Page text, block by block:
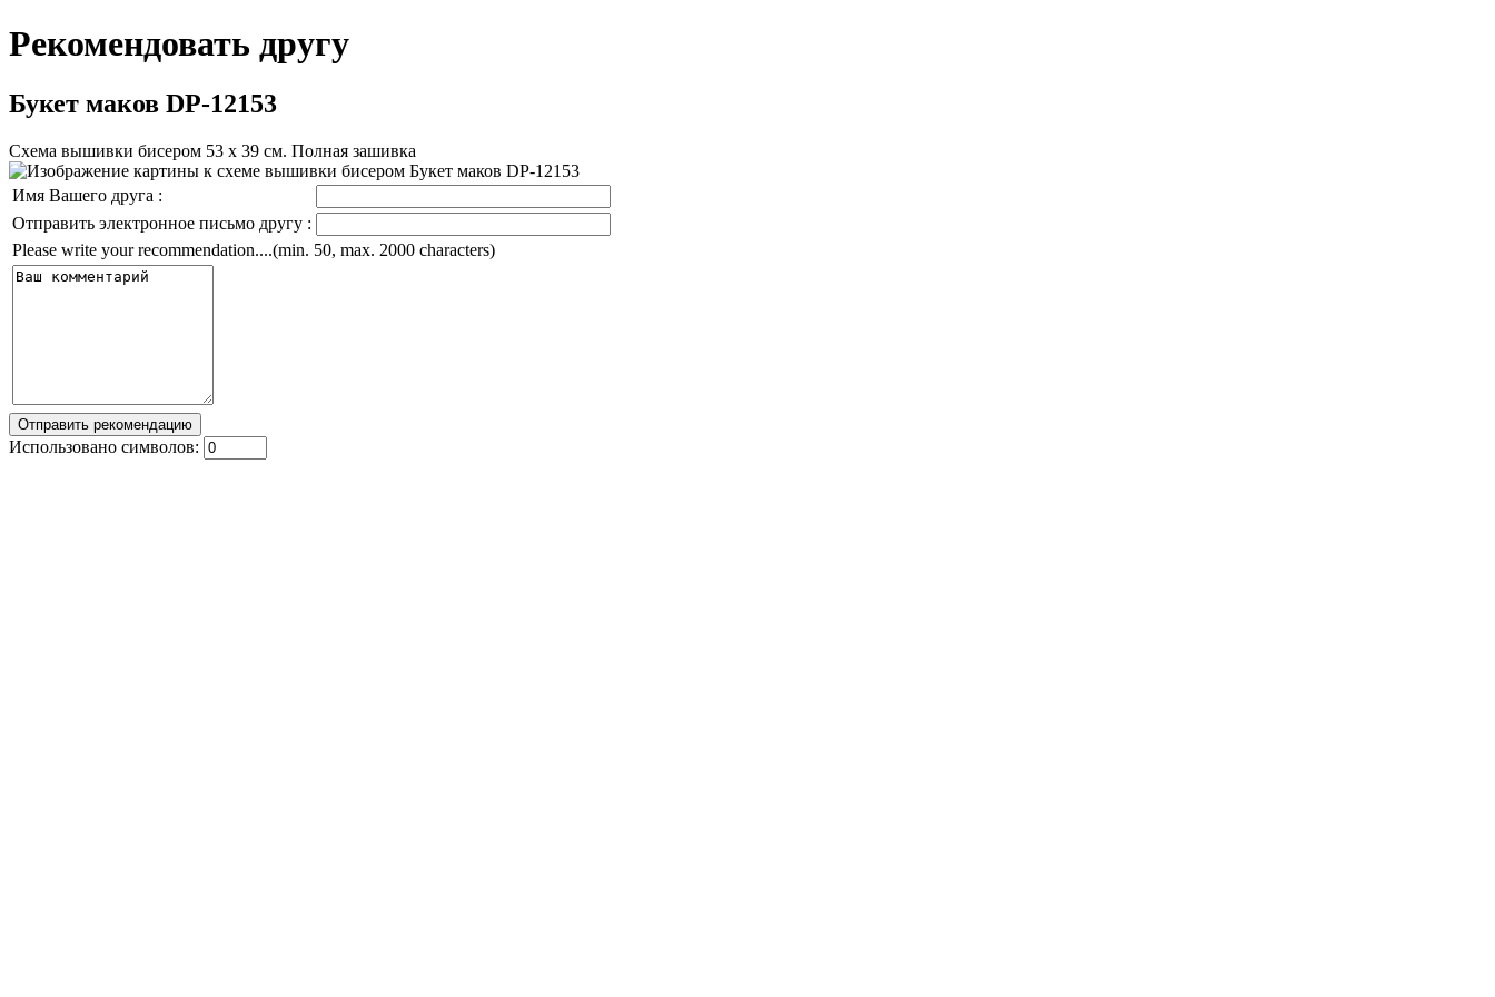
Рекомендовать другу
Букет маков DP-12153
Схема вышивки бисером 53 х 39 см. Полная зашивка
Имя Вашего друга :
Отправить электронное письмо другу :
Please write your recommendation....(min. 50, max. 2000 characters)
Использовано символов: